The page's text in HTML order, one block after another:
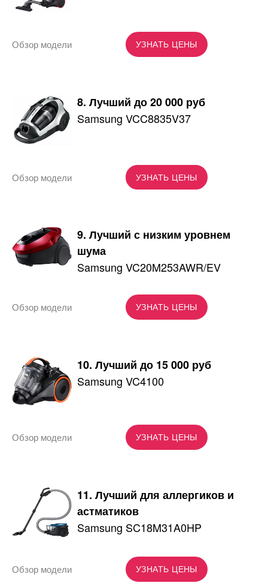
УЗНАТЬ ЦЕНЫ
Обзор модели
8. Лучший до 20 000 руб
Samsung VCC8835V37
УЗНАТЬ ЦЕНЫ
Обзор модели
9. Лучший с низким уровнем
шума
Samsung VC20M253AWR/EV
УЗНАТЬ ЦЕНЫ
Обзор модели
10. Лучший до 15 000 руб
Samsung VC4100
УЗНАТЬ ЦЕНЫ
Обзор модели
11. Лучший для аллергиков и
астматиков
Samsung SC18M31A0HP
УЗНАТЬ ЦЕНЫ
Обзор модели